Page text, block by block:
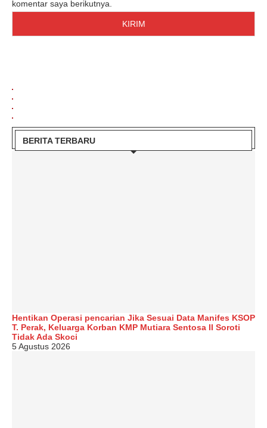
komentar saya berikutnya.
BERITA TERBARU
Hentikan Operasi pencarian Jika Sesuai Data Manifes KSOP
T. Perak, Keluarga Korban KMP Mutiara Sentosa II Soroti
Tidak Ada Skoci
5 Agustus 2026